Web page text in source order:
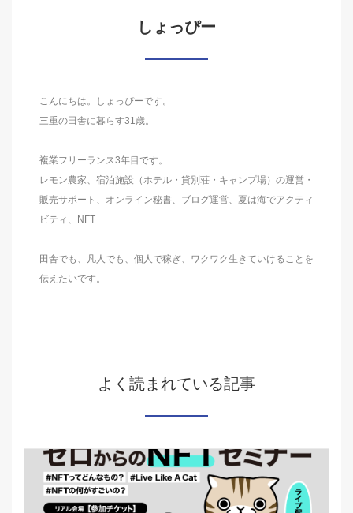
しょっぴー
こんにちは。しょっぴーです。
三重の田舎に暮らす31歳。
複業フリーランス3年目です。
レモン農家、宿泊施設（ホテル・貸別荘・キャンプ場）の運営・
販売サポート、オンライン秘書、ブログ運営、夏は海でアクティ
ビティ、NFT
田舎でも、凡人でも、個人で稼ぎ、ワクワク生きていけることを
伝えたいです。
よく読まれている記事